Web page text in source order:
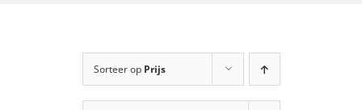
Sorteer op Prijs